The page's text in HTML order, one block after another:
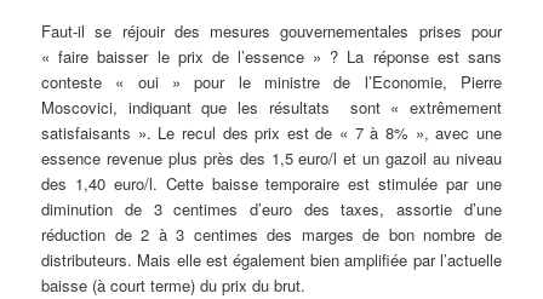
Faut-il se réjouir des mesures gouvernementales prises pour
« faire baisser le prix de l’essence » ? La réponse est sans
conteste « oui » pour le ministre de l’Economie, Pierre
Moscovici, indiquant que les résultats sont « extrêmement
satisfaisants ». Le recul des prix est de « 7 à 8% », avec une
essence revenue plus près des 1,5 euro/l et un gazoil au niveau
des 1,40 euro/l. Cette baisse temporaire est stimulée par une
diminution de 3 centimes d’euro des taxes, assortie d’une
réduction de 2 à 3 centimes des marges de bon nombre de
distributeurs. Mais elle est également bien amplifiée par l’actuelle
baisse (à court terme) du prix du brut.